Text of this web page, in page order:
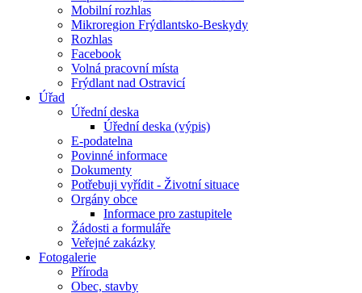
Mobilní rozhlas
Mikroregion Frýdlantsko-Beskydy
Rozhlas
Facebook
Volná pracovní místa
Frýdlant nad Ostravicí
Úřad
Úřední deska
Úřední deska (výpis)
E-podatelna
Povinné informace
Dokumenty
Potřebuji vyřídit - Životní situace
Orgány obce
Informace pro zastupitele
Žádosti a formuláře
Veřejné zakázky
Fotogalerie
Příroda
Obec, stavby